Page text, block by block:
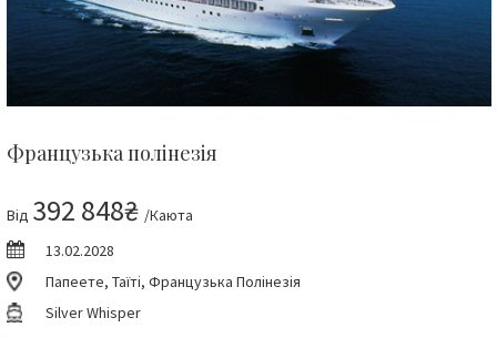
Французька полінезія
Від 392 848₴ /Каюта
13.02.2028
Папеете, Таїті, Французька Полінезія
Silver Whisper